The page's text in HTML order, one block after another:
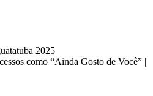
como “Ainda Gosto de Você” |